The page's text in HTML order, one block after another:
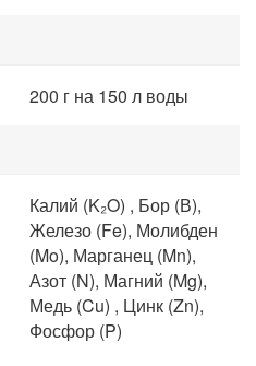
200 г на 150 л воды
Калий (K₂O) , Бор (В),
Железо (Fe), Молибден
(Mo), Марганец (Mn),
Азот (N), Магний (Mg),
Медь (Cu) , Цинк (Zn),
Фосфор (P)